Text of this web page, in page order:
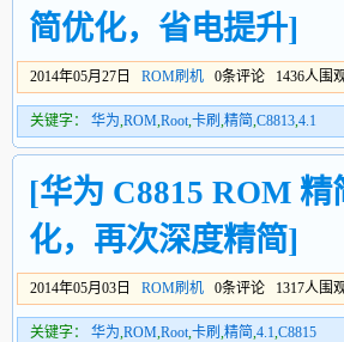
简优化，省电提升]
2014年05月27日 ROM刷机 0条评论 1436人围
关键字： 华为,ROM,Root,卡刷 ,精简,C8813,4.1
[华为 C8815 ROM
化，再次深度精简]
2014年05月03日 ROM刷机 0条评论 1317人围
关键字： 华为,ROM,Root,卡刷 ,精简,4.1,C8815